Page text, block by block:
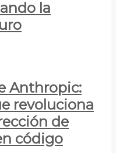
la
Anthropic:
revoluciona
de
código